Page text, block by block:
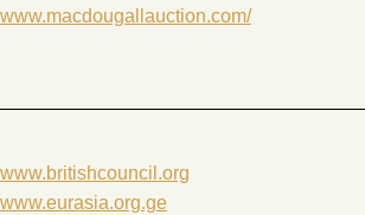
www.macdougallauction.com/
www.britishcouncil.org
www.eurasia.org.ge